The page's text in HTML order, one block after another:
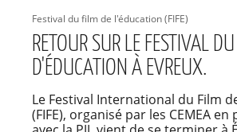
Festival du film de l'éducation (FIFE)
RETOUR SUR LE FESTIVAL
D'ÉDUCATION À EVREUX.
Le Festival International du Film
(FIFE), organisé par les CEMEA